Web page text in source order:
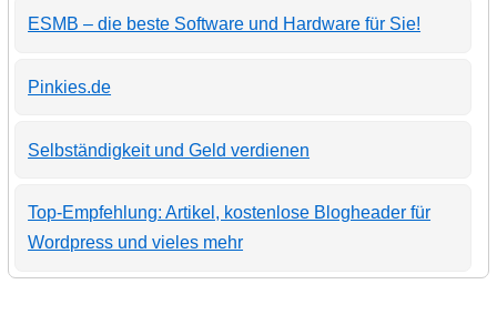
ESMB – die beste Software und Hardware für Sie!
Pinkies.de
Selbständigkeit und Geld verdienen
Top-Empfehlung: Artikel, kostenlose Blogheader für
Wordpress und vieles mehr